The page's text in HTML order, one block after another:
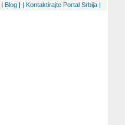
| Blog | | Kontaktirajte Portal Srbija |